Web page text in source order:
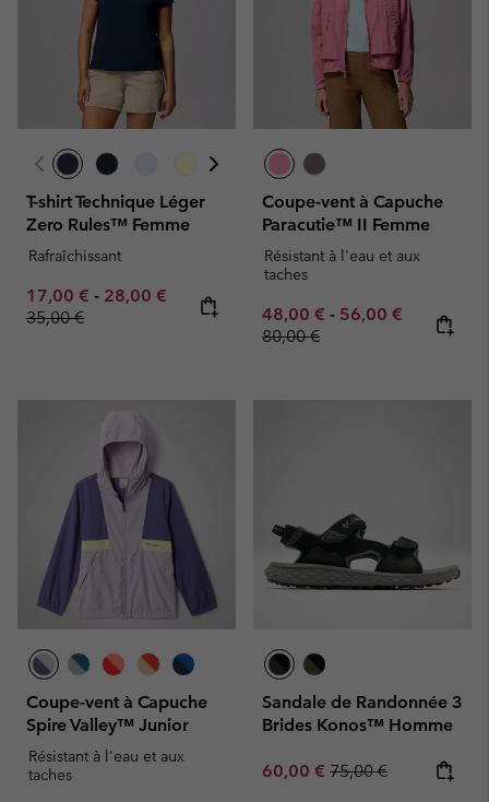
T-shirt Technique Léger
Zero Rules™ Femme
Rafraîchissant
Minimum sale price:
17,00 € - Maximum sale price:
28,00 € Regular price:
35,00 €
Coupe-vent à Capuche
Paracutie™ II Femme
Résistant à l'eau et aux
taches
Minimum sale price:
48,00 € - Maximum sale
56,00 € Regular
80,00 €
Coupe-vent à Capuche
Spire Valley™ Junior
Résistant à l'eau et aux
taches
Sandale de Randonnée 3
Brides Konos™ Homme
Sale price:
60,00 € Regular price:
75,00 €